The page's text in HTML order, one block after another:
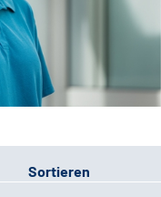
Sortieren